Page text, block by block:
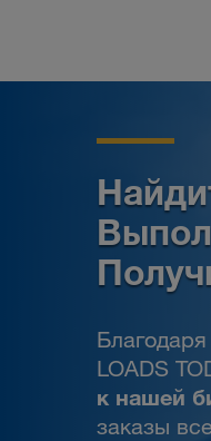
LOADS
к нашей
заказы